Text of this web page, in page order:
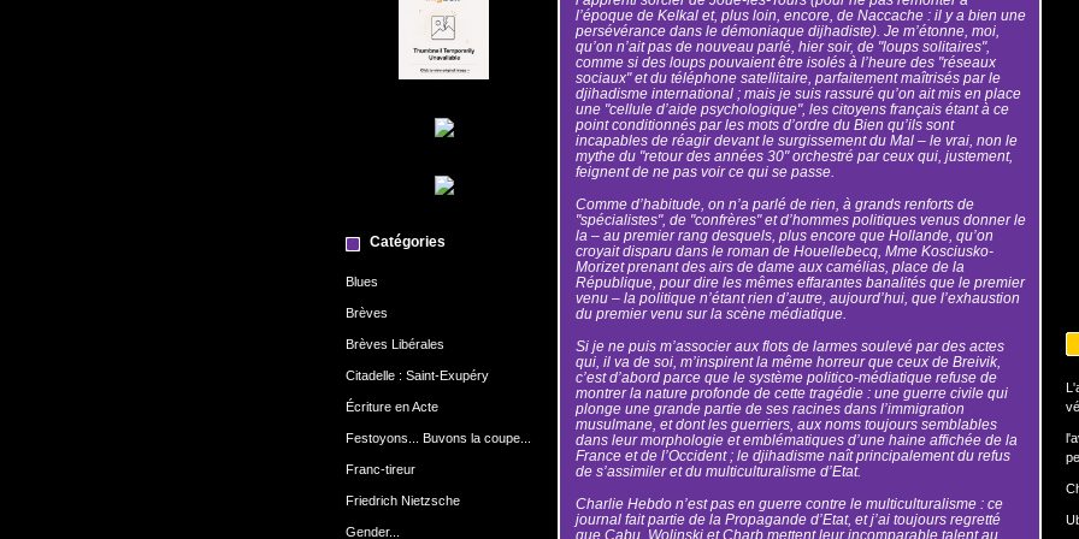
Catégories
Blues
Brèves
Brèves Libérales
Citadelle : Saint-Exupéry
Écriture en Acte
Festoyons... Buvons la coupe...
Franc-tireur
Friedrich Nietzsche
Gender...
l’époque de Kelkal et, plus loin, encore, de Naccache : il y a bien une
persévérance dans le démoniaque dijhadiste). Je m’étonne, moi,
qu’on n’ait pas de nouveau parlé, hier soir, de "loups solitaires",
comme si des loups pouvaient être isolés à l’heure des "réseaux
sociaux" et du téléphone satellitaire, parfaitement maîtrisés par le
djihadisme international ; mais je suis rassuré qu’on ait mis en place
une "cellule d’aide psychologique", les citoyens français étant à ce
point conditionnés par les mots d’ordre du Bien qu’ils sont
incapables de réagir devant le surgissement du Mal – le vrai, non le
mythe du "retour des années 30" orchestré par ceux qui, justement,
feignent de ne pas voir ce qui se passe.
Comme d’habitude, on n’a parlé de rien, à grands renforts de
"spécialistes", de "confrères" et d’hommes politiques venus donner le
la – au premier rang desquels, plus encore que Hollande, qu’on
croyait disparu dans le roman de Houellebecq, Mme Kosciusko-
Morizet prenant des airs de dame aux camélias, place de la
République, pour dire les mêmes effarantes banalités que le premier
venu – la politique n’étant rien d’autre, aujourd’hui, que l’exhaustion
du premier venu sur la scène médiatique.
Si je ne puis m’associer aux flots de larmes soulevé par des actes
qui, il va de soi, m’inspirent la même horreur que ceux de Breivik,
c’est d’abord parce que le système politico-médiatique refuse de
montrer la nature profonde de cette tragédie : une guerre civile qui
plonge une grande partie de ses racines dans l’immigration
musulmane, et dont les guerriers, aux noms toujours semblables
dans leur morphologie et emblématiques d’une haine affichée de la
France et de l’Occident ; le djihadisme naît principalement du refus
de s’assimiler et du multiculturalisme d’Etat.
Charlie Hebdo n’est pas en guerre contre le multiculturalisme : ce
journal fait partie de la Propagande d’Etat, et j’ai toujours regretté
que Cabu, Wolinski et Charb mettent leur incomparable talent au